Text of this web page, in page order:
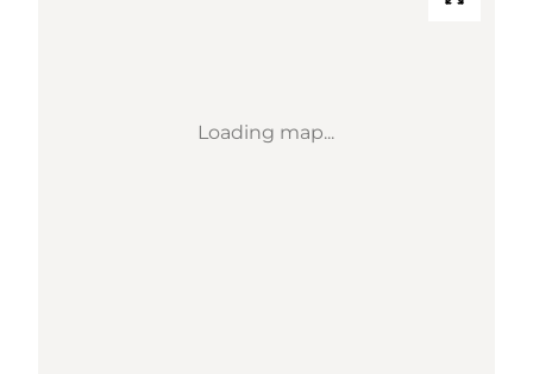
Loading map...